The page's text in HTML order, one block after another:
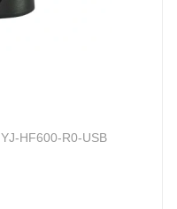
YJ-HF600-R0-USB